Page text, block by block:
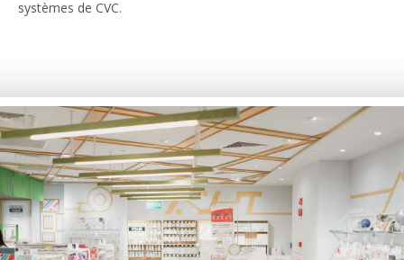
systèmes de CVC.